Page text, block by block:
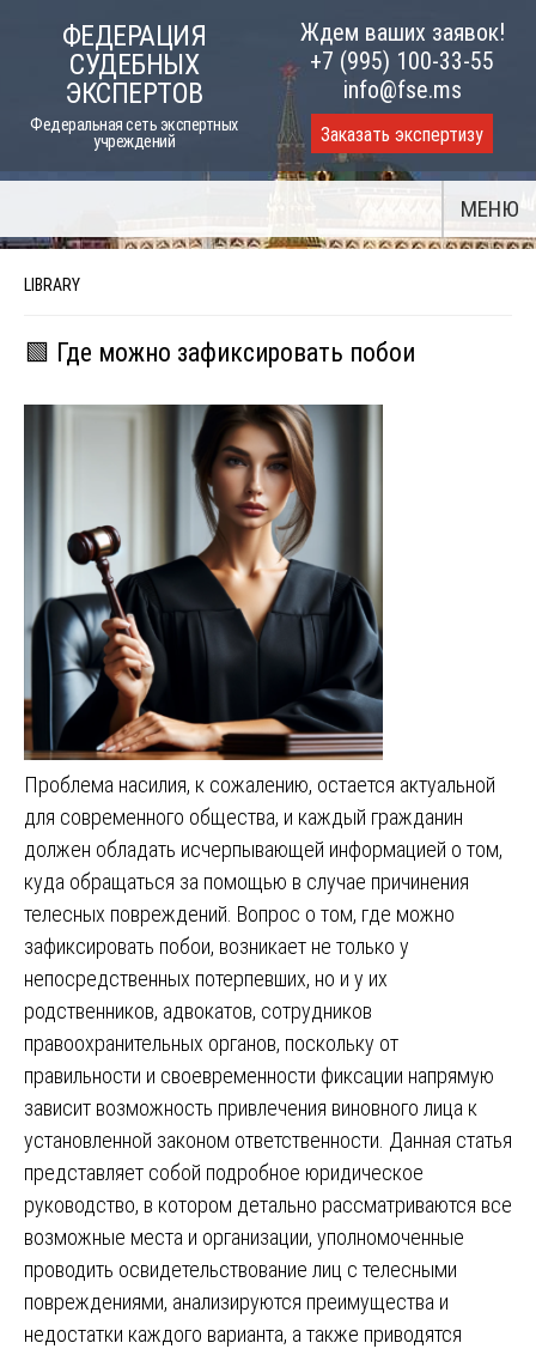
ФЕДЕРАЦИЯ
СУДЕБНЫХ
ЭКСПЕРТОВ
Федеральная сеть экспертных
учреждений
Ждем ваших заявок!
+7 (995) 100-33-55
info@fse.ms
Заказать экспертизу
МЕНЮ
LIBRARY
🟩 Где можно зафиксировать побои
Проблема насилия, к сожалению, остается актуальной
для современного общества, и каждый гражданин
должен обладать исчерпывающей информацией о том,
куда обращаться за помощью в случае причинения
телесных повреждений. Вопрос о том, где можно
зафиксировать побои, возникает не только у
непосредственных потерпевших, но и у их
родственников, адвокатов, сотрудников
правоохранительных органов, поскольку от
правильности и своевременности фиксации напрямую
зависит возможность привлечения виновного лица к
установленной законом ответственности. Данная статья
представляет собой подробное юридическое
руководство, в котором детально рассматриваются все
возможные места и организации, уполномоченные
проводить освидетельствование лиц с телесными
повреждениями, анализируются преимущества и
недостатки каждого варианта, а также приводятся